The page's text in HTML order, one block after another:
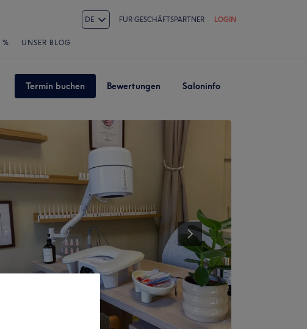
DE FÜR GESCHÄFTSPARTNER LOGIN
% UNSER BLOG
Termin buchen Bewertungen Saloninfo